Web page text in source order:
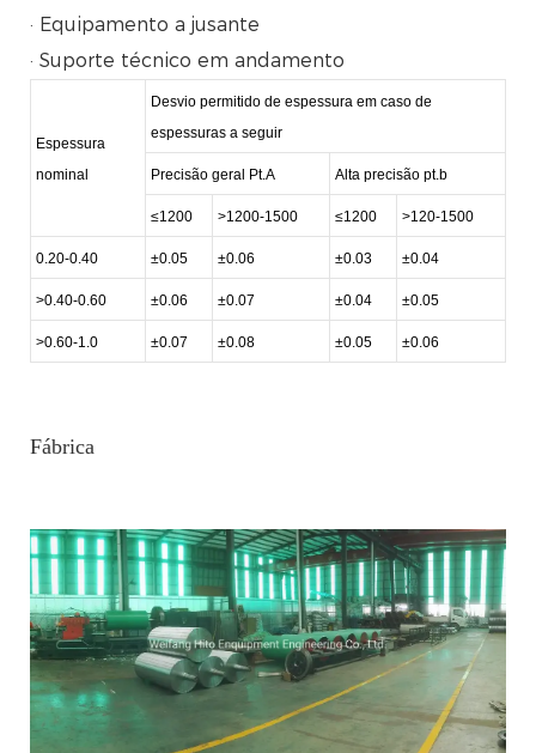
· Equipamento a jusante
· Suporte técnico em andamento
Espessura
nominal
Desvio permitido de espessura em caso de
espessuras a seguir
Precisão geral Pt.A Alta precisão pt.b
≤1200 >1200-1500 ≤1200 >120-1500
0.20-0.40 ±0.05 ±0.06 ±0.03 ±0.04
>0.40-0.60 ±0.06 ±0.07 ±0.04 ±0.05
>0.60-1.0 ±0.07 ±0.08 ±0.05 ±0.06
Fábrica